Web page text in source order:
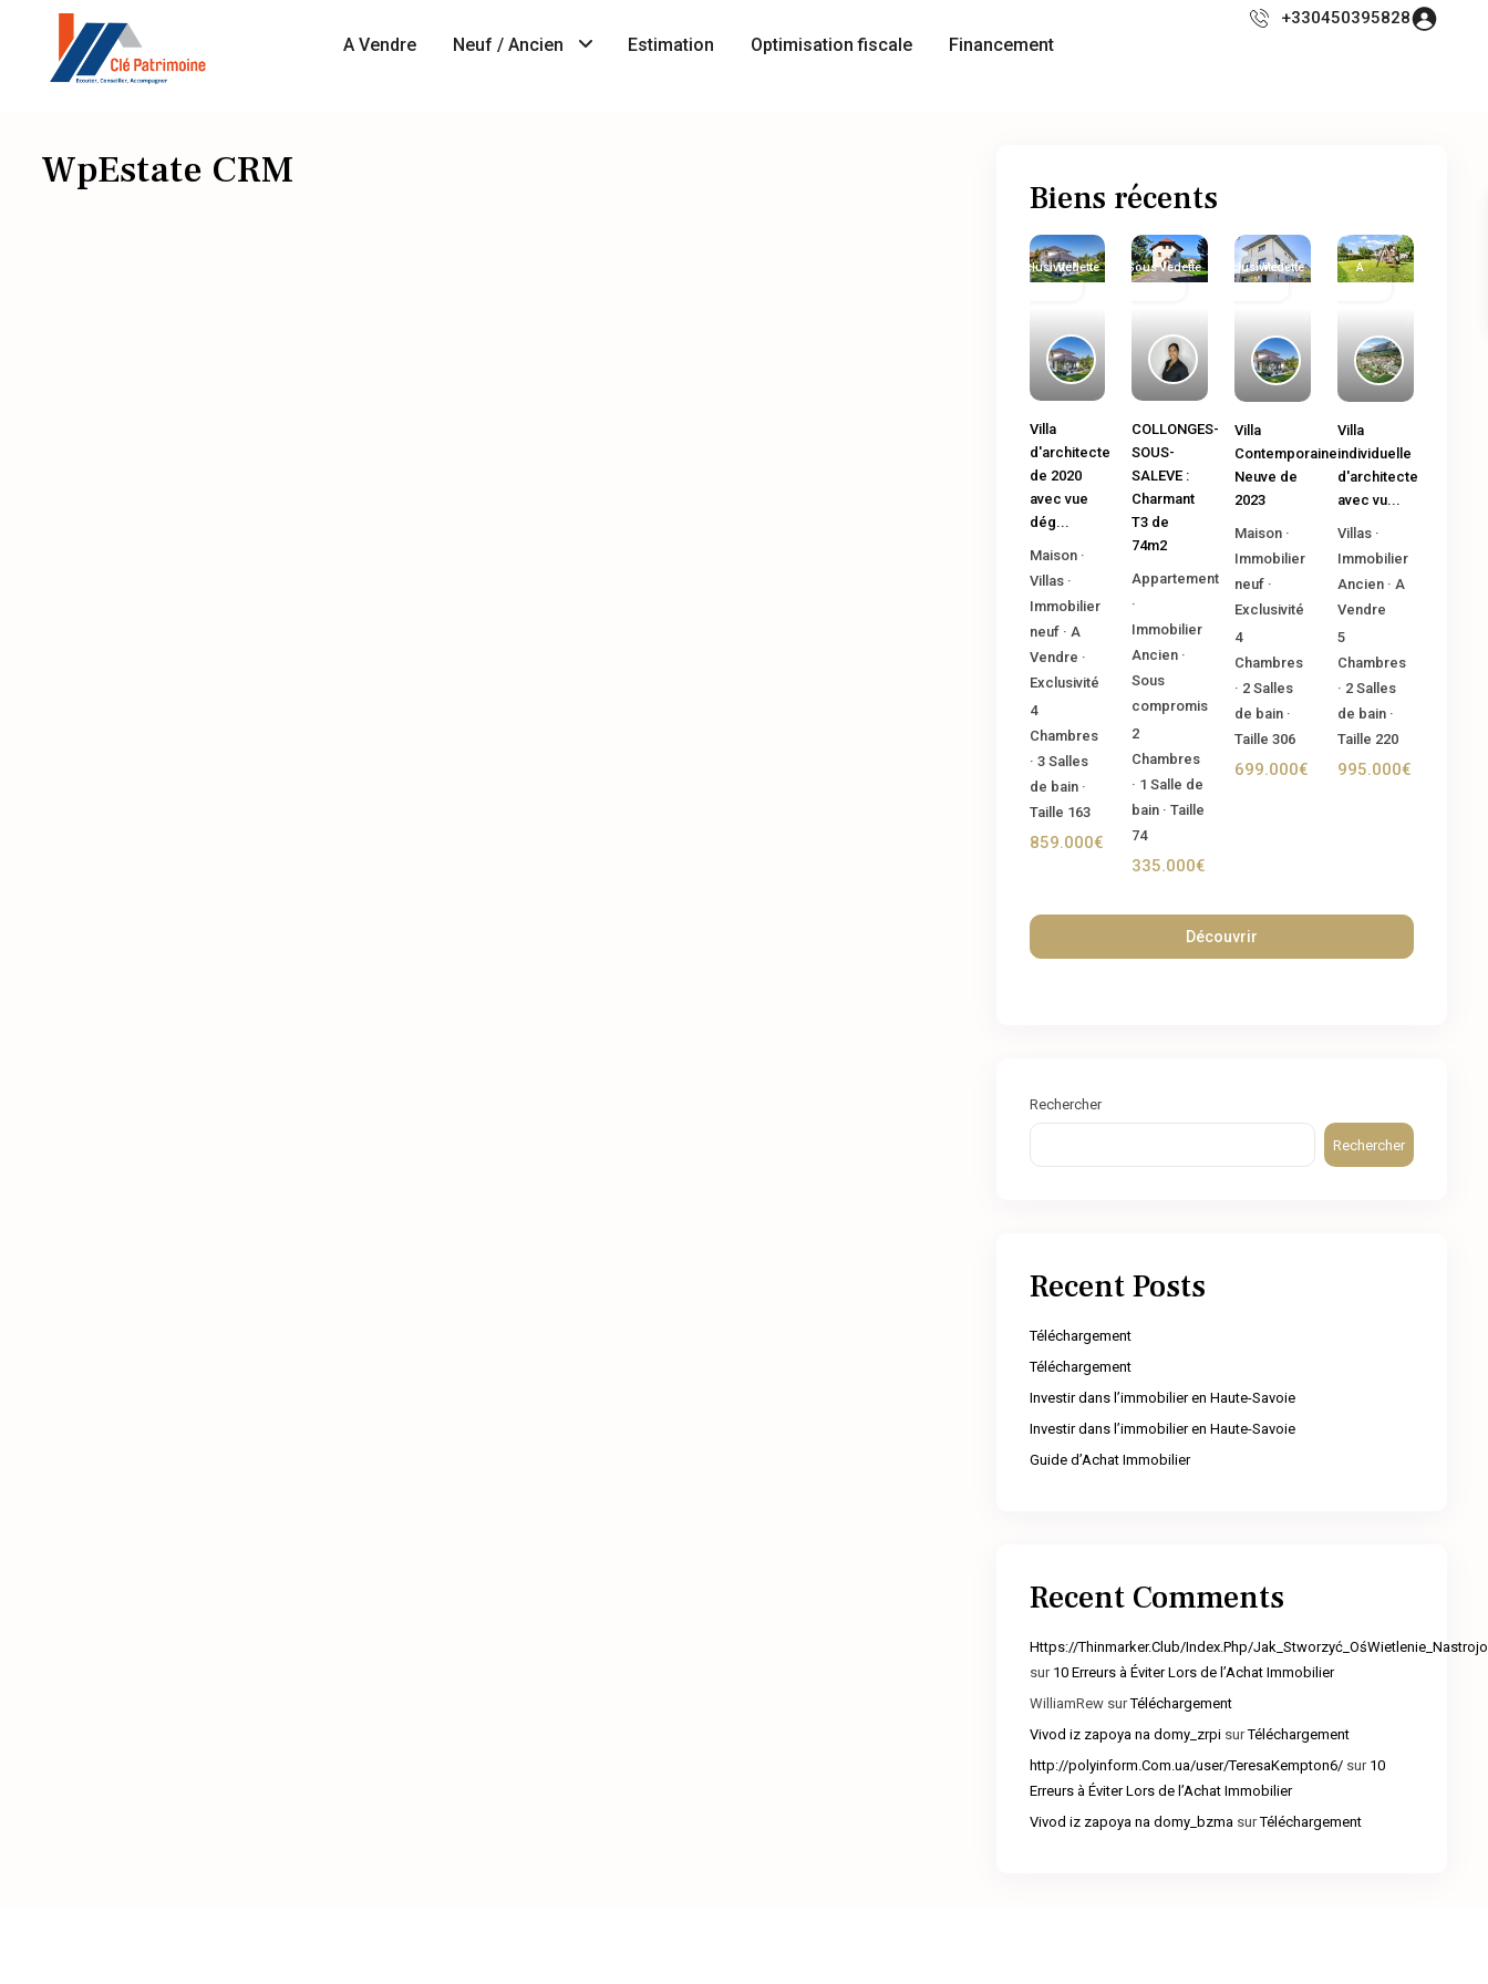
A Vendre Neuf / Ancien Estimation Optimisation fiscale Financement
+330450395828
WpEstate CRM
Biens récents
Vedette
Exclusivité
Villa
d'architecte
de 2020
avec vue
dég...
Maison·
Villas·
Immobilier
neuf· A
Vendre ·
Exclusivité
4
Chambres
· 3Salles
de bain ·
Taille 163
859.000€
Vedette
Immobilier
Sous
COLLONGES-
SOUS-
SALEVE :
Charmant
T3 de
74m2
Appartement
·
Immobilier
Ancien ·
Sous
compromis
2
Chambres
· 1 Salle de
bain · Taille
74
335.000€
Vedette
Immobilier
Exclusivité
Villa
Contemporaine
Neuve de
2023
Maison ·
Immobilier
neuf ·
Exclusivité
4
Chambres
· 2 Salles
de bain ·
Taille306
699.000€
Immobilier
A
Villa
individuelle
d'architecte
avec vu...
Villas ·
Immobilier
Ancien ·A
Vendre
5
Chambres
· 2 Salles
de bain ·
Taille 220
995.000€
Découvrir
Rechercher
Rechercher
Recent Posts
Téléchargement
Téléchargement
Investir dans l’immobilier en Haute-Savoie
Investir dans l’immobilier en Haute-Savoie
Guide d’Achat Immobilier
Recent Comments
Https://Thinmarker.Club/Index.Php/
sur 10 Erreurs à Éviter Lors de l’Achat Immobilier
WilliamRewsurTéléchargement
Vivod iz zapoya na domy_zrpisurTéléchargement
http://polyinform.Com.ua/user/TeresaKempton6/sur 10
Erreurs à Éviter Lors de l’Achat Immobilier
Vivod iz zapoya na domy_bzmasurTéléchargement